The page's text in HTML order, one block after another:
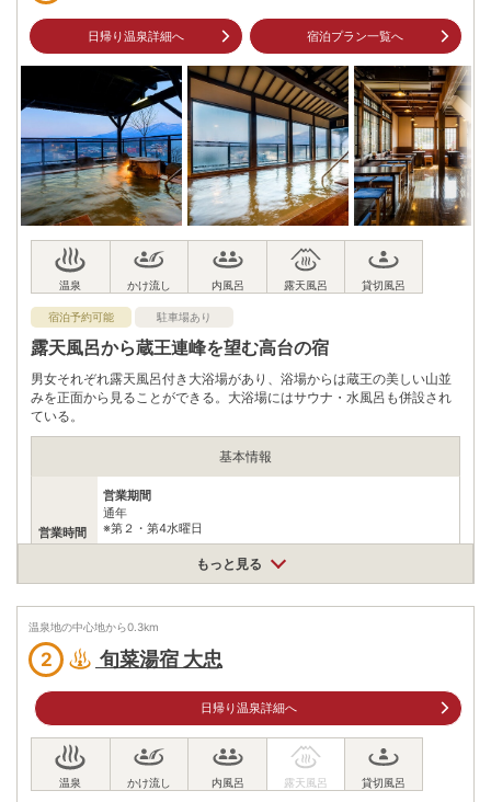
日帰り温泉詳細へ 宿泊プラン一覧へ
宿泊予約可能 駐車場あり
露天風呂から蔵王連峰を望む高台の宿
男女それぞれ露天風呂付き大浴場があり、浴場からは蔵王の美しい山並
みを正面から見ることができる。大浴場にはサウナ・水風呂も併設され
ている。
基本情報
営業時間
営業期間
通年
※第２・第4水曜日
大人 1000 円／小人 600 円（3歳～小学生以下）
※延長料金 30 分 350 円（無料の休憩所も有り）※第 1 ・ 3 ・ 5
水曜日と毎週木曜日は入浴料金サービスデー 大人 600 円／小人
400 円（2 時間以内）※食事処茶屋、貸切風呂またはマッサージ
をご利用いただくと延長料金が2時間無料となります。
塩化物泉、硫酸塩泉
宮城県蔵王町遠刈田温泉本町3
車
もっと見る
温泉地の中心地から0.3km
2 旬菜湯宿 大忠
日帰り温泉詳細へ